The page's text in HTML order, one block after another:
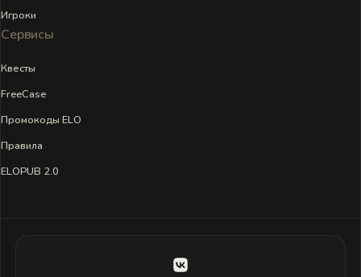
Игроки
Сервисы
Квесты
FreeCase
Промокоды ELO
Правила
ELOPUB 2.0